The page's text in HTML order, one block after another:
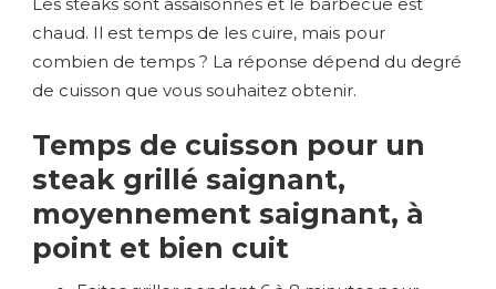
chaud. Il est temps de les cuire, mais pour
combien de temps ? La réponse dépend du degré
de cuisson que vous souhaitez obtenir.
Temps de cuisson pour un
steak grillé saignant,
moyennement saignant, à
point et bien cuit